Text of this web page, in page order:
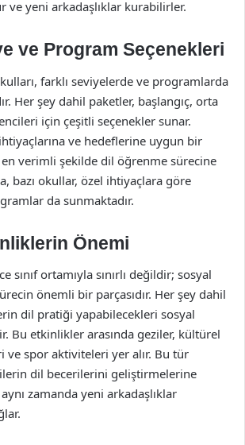
ve yeni arkadaşlıklar kurabilirler.
ve Program Seçenekleri
farklı seviyelerde ve programlarda
Her şey dahil paketler, başlangıç, orta
için çeşitli seçenekler sunar.
ve hedeflerine uygun bir
verimli şekilde dil öğrenme sürecine
bazı okullar, özel ihtiyaçlara göre
da sunmaktadır.
Önemi
sınıf ortamıyla sınırlı değildir; sosyal
önemli bir parçasıdır. Her şey dahil
dil pratiği yapabilecekleri sosyal
Bu etkinlikler arasında geziler, kültürel
ve spor aktiviteleri yer alır. Bu tür
dil becerilerini geliştirmelerine
zamanda yeni arkadaşlıklar